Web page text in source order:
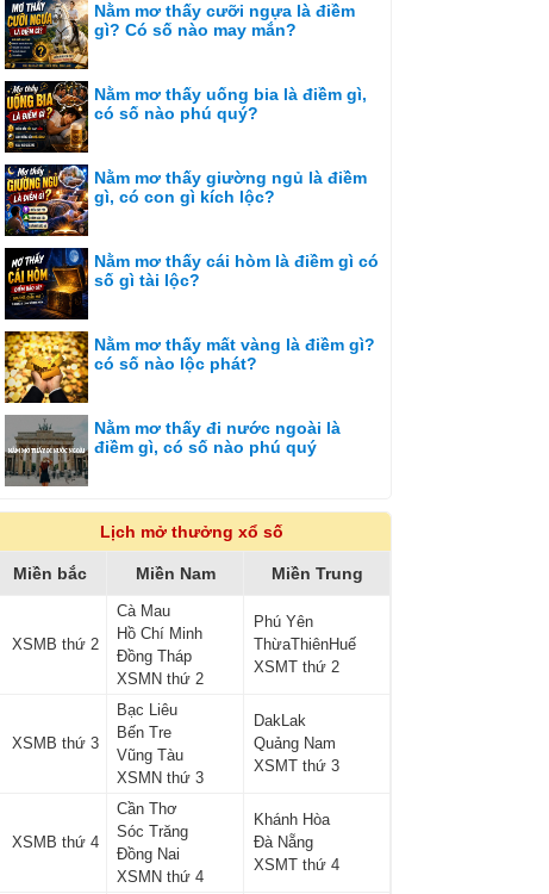
Nằm mơ thấy cưỡi ngựa là điềm
gì? Có số nào may mắn?
Nằm mơ thấy uống bia là điềm gì,
có số nào phú quý?
Nằm mơ thấy giường ngủ là điềm
gì, có con gì kích lộc?
Nằm mơ thấy cái hòm là điềm gì có
số gì tài lộc?
Nằm mơ thấy mất vàng là điềm gì?
có số nào lộc phát?
Nằm mơ thấy đi nước ngoài là
điềm gì, có số nào phú quý
Lịch mở thưởng xổ số
Miền bắc Miền Nam Miền Trung
XSMB thứ 2
Cà Mau
Hồ Chí Minh
Đồng Tháp
XSMN thứ 2
Phú Yên
ThừaThiênHuế
XSMT thứ 2
XSMB thứ 3
Bạc Liêu
Bến Tre
Vũng Tàu
XSMN thứ 3
DakLak
Quảng Nam
XSMT thứ 3
XSMB thứ 4
Cần Thơ
Sóc Trăng
Đồng Nai
XSMN thứ 4
Khánh Hòa
Đà Nẵng
XSMT thứ 4